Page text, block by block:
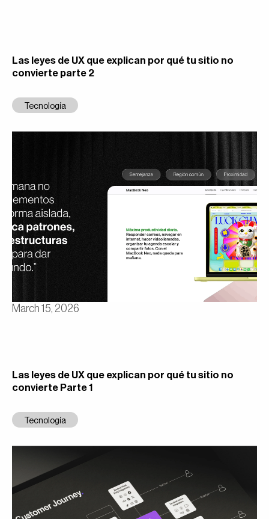
Las leyes de UX que explican por qué tu sitio no
convierte parte 2
Tecnología
March 15, 2026
Las leyes de UX que explican por qué tu sitio no
convierte Parte 1
Tecnología